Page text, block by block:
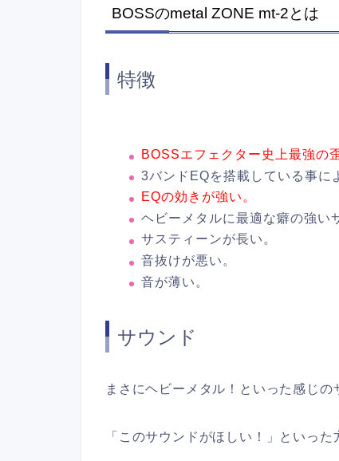
BOSSのmetal ZONE mt-2とは
特徴
BOSSエフェクター史上最強の
3バンドEQを搭載している事に
EQの効きが強い。
ヘビーメタルに最適な癖の強い
サスティーンが長い。
音抜けが悪い。
音が薄い。
サウンド
まさにヘビーメタル！といった感じの
「このサウンドがほしい！」といった